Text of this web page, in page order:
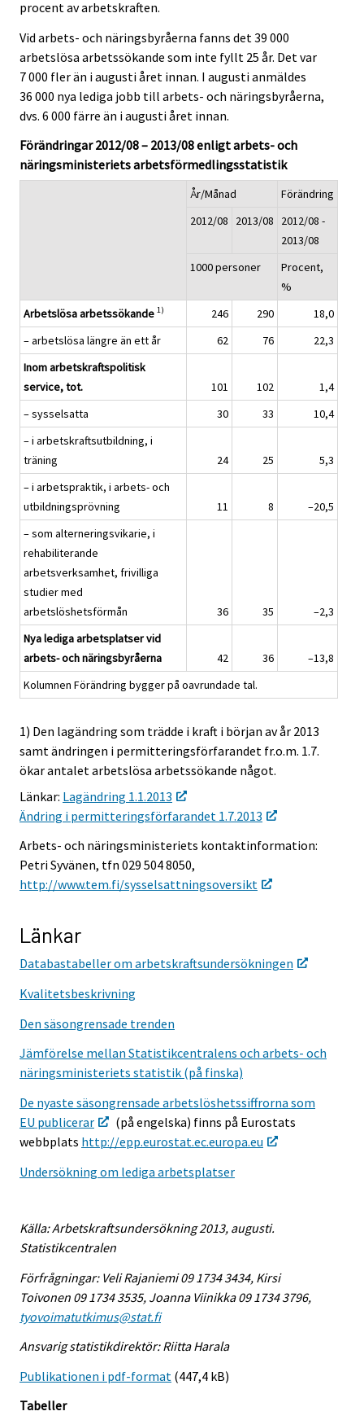
procent av arbetskraften.
Vid arbets- och näringsbyråerna fanns det 39 000
arbetslösa arbetssökande som inte fyllt 25 år. Det var
7 000 fler än i augusti året innan. I augusti anmäldes
36 000 nya lediga jobb till arbets- och näringsbyråerna,
dvs. 6 000 färre än i augusti året innan.
Förändringar 2012/08 – 2013/08 enligt arbets- och
näringsministeriets arbetsförmedlingsstatistik
År/Månad
Förändring
2012/08
2013/08
2012/08 -
2013/08
1000 personer
Procent,
%
Arbetslösa arbetssökande 1) 246 290
18,0
– arbetslösa längre än ett år
62 76
22,3
Inom arbetskraftspolitisk
service, tot.
101 102
1,4
– sysselsatta
30 33
10,4
– i arbetskraftsutbildning, i
träning
24 25
5,3
– i arbetspraktik, i arbets- och
utbildningsprövning
11 8
–20,5
– som alterneringsvikarie, i
rehabiliterande
arbetsverksamhet, frivilliga
studier med
arbetslöshetsförmån
36 35
–2,3
Nya lediga arbetsplatser vid
arbets- och näringsbyråerna
42 36
–13,8
Kolumnen Förändring bygger på oavrundade tal.
1) Den lagändring som trädde i kraft i början av år 2013
samt ändringen i permitteringsförfarandet fr.o.m. 1.7.
ökar antalet arbetslösa arbetssökande något.
Länkar: Lagändring 1.1.2013
Ändring i permitteringsförfarandet 1.7.2013
Arbets- och näringsministeriets kontaktinformation:
Petri Syvänen, tfn 029 504 8050,
http://www.tem.fi/sysselsattningsoversikt
Länkar
Databastabeller om arbetskraftsundersökningen
Kvalitetsbeskrivning
Den säsongrensade trenden
Jämförelse mellan Statistikcentralens och arbets- och
näringsministeriets statistik (på finska)
De nyaste säsongrensade arbetslöshetssiffrorna som
EU publicerar
(på engelska) finns på Eurostats
webbplats http://epp.eurostat.ec.europa.eu
Undersökning om lediga arbetsplatser
Källa: Arbetskraftsundersökning 2013, augusti.
Statistikcentralen
Förfrågningar: Veli Rajaniemi 09 1734 3434, Kirsi
Toivonen 09 1734 3535, Joanna Viinikka 09 1734 3796,
tyovoimatutkimus@stat.fi
Ansvarig statistikdirektör: Riitta Harala
Publikationen i pdf-format (447,4 kB)
Tabeller